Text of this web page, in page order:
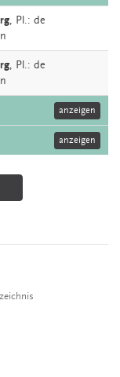
, Pl.: de
, Pl.: de
anzeigen
anzeigen